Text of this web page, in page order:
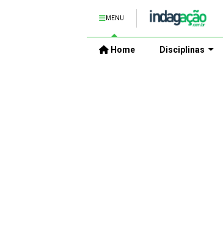
MENU
Home Disciplinas